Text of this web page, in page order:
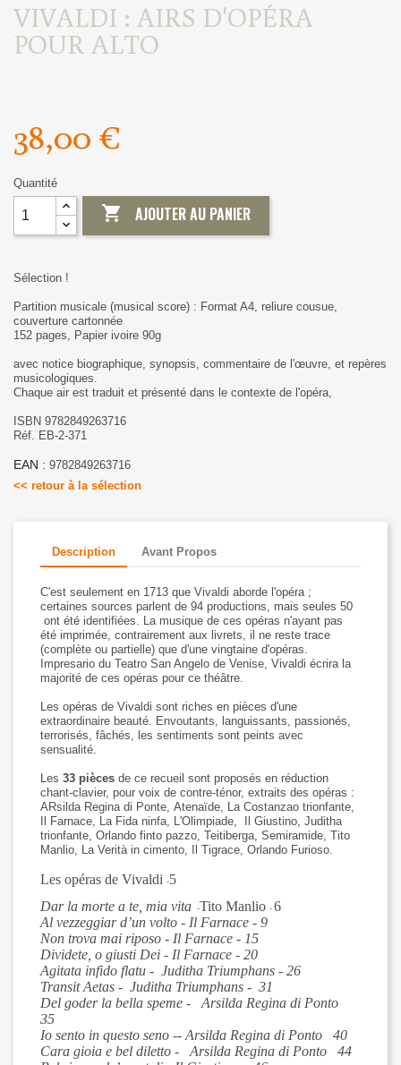
VIVALDI : AIRS D'OPÉRA
POUR ALTO
38,00 €
Quantité
 AJOUTER AU PANIER
Sélection !
Partition musicale (musical score) : Format A4, reliure cousue,
couverture cartonnée
152 pages, Papier ivoire 90g
avec notice biographique, synopsis, commentaire de l'œuvre, et repères
musicologiques.
Chaque air est traduit et présenté dans le contexte de l'opéra,
ISBN 9782849263716
Réf. EB-2-371
EAN : 9782849263716
<< retour à la sélection
Description Avant Propos
C'est seulement en 1713 que Vivaldi aborde l'opéra ;
certaines sources parlent de 94 productions, mais seules 50
ont été identifiées. La musique de ces opéras n'ayant pas
été imprimée, contrairement aux livrets, il ne reste trace
(complète ou partielle) que d'une vingtaine d'opéras.
Impresario du Teatro San Angelo de Venise, Vivaldi écrira la
majorité de ces opéras pour ce théâtre.
Les opéras de Vivaldi sont riches en pièces d'une
extraordinaire beauté. Envoutants, languissants, passionés,
terrorisés, fâchés, les sentiments sont peints avec
sensualité.
Les 33 pièces de ce recueil sont proposés en réduction
chant-clavier, pour voix de contre-ténor, extraits des opéras :
ARsilda Regina di Ponte, Atenaïde, La Costanzao trionfante,
Il Farnace, La Fida ninfa, L'Olimpiade, Il Giustino, Juditha
trionfante, Orlando finto pazzo, Teitiberga, Semiramide, Tito
Manlio, La Verità in cimento, Il Tigrace, Orlando Furioso.
Les opéras de Vivaldi -5
Dar la morte a te, mia vita -Tito Manlio - 6
Al vezzeggiar d’un volto - Il Farnace - 9
Non trova mai riposo - Il Farnace - 15
Dividete, o giusti Dei - Il Farnace - 20
Agitata infido flatu - Juditha Triumphans - 26
Transit Aetas - Juditha Triumphans - 31
Del goder la bella speme - Arsilda Regina di Ponto
35
Io sento in questo seno -- Arsilda Regina di Ponto 40
Cara gioia e bel diletto - Arsilda Regina di Ponto 44